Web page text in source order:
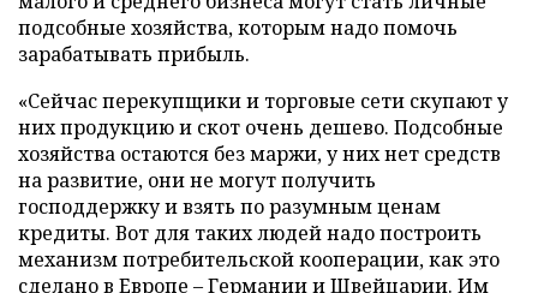
подсобные хозяйства, которым надо помочь
зарабатывать прибыль.
«Сейчас перекупщики и торговые сети скупают у
них продукцию и скот очень дешево. Подсобные
хозяйства остаются без маржи, у них нет средств
на развитие, они не могут получить
господдержку и взять по разумным ценам
кредиты. Вот для таких людей надо построить
механизм потребительской кооперации, как это
сделано в Европе – Германии и Швейцарии. Им